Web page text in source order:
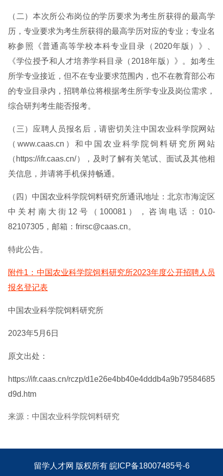
（二）本次所公布岗位的学历要求为考生所获得的最高学
历，专业要求为考生所获得的最高学历对应的专业；专业名
称参照《普通高等学校本科专业目录（2020年版）》、
《学位授予和人才培养学科目录（2018年版）》。如考生
所学专业接近，但不在专业要求范围内，也不在教育部公布
的专业目录内，招聘单位将根据考生所学专业及岗位需求，
综合研判考生能否报考。
（三）应聘人员报名后，请密切关注中国农业科学院网站
（www.caas.cn）和中国农业科学院饲料研究所网站
（https://ifr.caas.cn/），及时了解有关笔试、面试及其他相
关信息，并请将手机保持畅通。
（四）中国农业科学院饲料研究所通讯地址：北京市海淀区
中关村南大街12号（100081），咨询电话：010-
82107305，邮箱：frirsc@caas.cn。
特此公告。
附件1：中国农业科学院饲料研究所2023年度公开招聘人员
报名登记表
中国农业科学院饲料研究所
2023年5月6日
原文出处：
https://ifr.caas.cn/rczp/d1e26e4bb40e4dddb4a9b79584685
d9d.htm
来源：中国农业科学院饲料研究
留学人才网 版权所有 皖ICP备18007485号-6